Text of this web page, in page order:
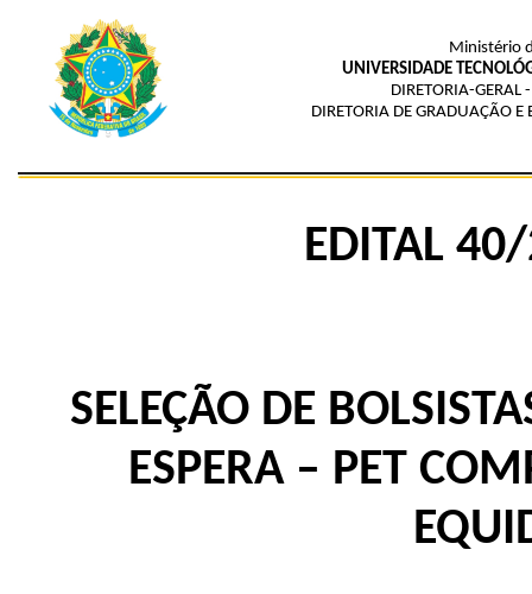
Ministério
UNIVERSIDADE
DIRETORIA-GERAL
DIRETORIA DE GRADUAÇÃO E
EDITAL
SELEÇÃO DE
ESPERA – PET